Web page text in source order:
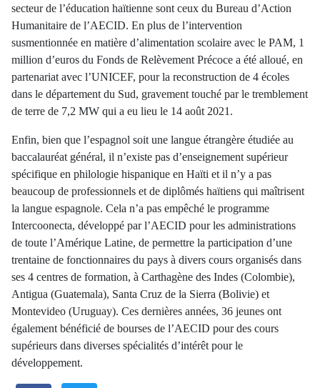
secteur de l’éducation haïtienne sont ceux du Bureau d’Action
Humanitaire de l’AECID. En plus de l’intervention
susmentionnée en matière d’alimentation scolaire avec le PAM, 1
million d’euros du Fonds de Relèvement Précoce a été alloué, en
partenariat avec l’UNICEF, pour la reconstruction de 4 écoles
dans le département du Sud, gravement touché par le tremblement
de terre de 7,2 MW qui a eu lieu le 14 août 2021.
Enfin, bien que l’espagnol soit une langue étrangère étudiée au
baccalauréat général, il n’existe pas d’enseignement supérieur
spécifique en philologie hispanique en Haïti et il n’y a pas
beaucoup de professionnels et de diplômés haïtiens qui maîtrisent
la langue espagnole. Cela n’a pas empêché le programme
Intercoonecta, développé par l’AECID pour les administrations
de toute l’Amérique Latine, de permettre la participation d’une
trentaine de fonctionnaires du pays à divers cours organisés dans
ses 4 centres de formation, à Carthagène des Indes (Colombie),
Antigua (Guatemala), Santa Cruz de la Sierra (Bolivie) et
Montevideo (Uruguay). Ces dernières années, 36 jeunes ont
également bénéficié de bourses de l’AECID pour des cours
supérieurs dans diverses spécialités d’intérêt pour le
développement.